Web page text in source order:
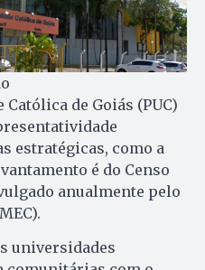
de Goiás (PUC)
estratégicas, como a
é do Censo
anualmente pelo
universidades